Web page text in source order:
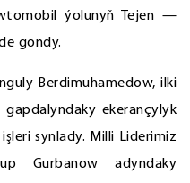
ýolunyň Tejen —
gondy.
Berdimuhamedow, ilki
ekerançylyk
synlady. Milli Liderimiz
Gurbanow adyndaky